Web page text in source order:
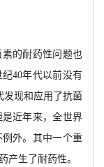
的耐药性问题也
40年代以前没有
发现和应用了抗菌
近年来，全世界
外。其中一个重
产生了耐药性。